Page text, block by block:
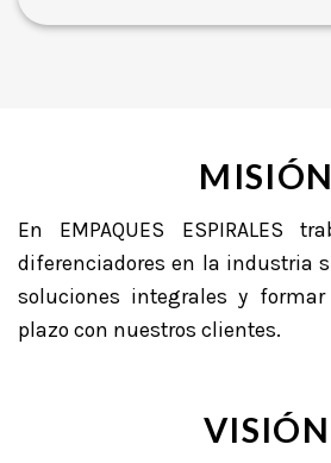
MISIÓN
En EMPAQUES ESPIRALES
diferenciadores en la industria
soluciones integrales y
plazo con nuestros clientes.
VISIÓN